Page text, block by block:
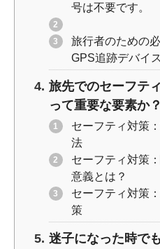
号は不要です。
旅行者のための
GPS追跡デバイ
旅先でのセーフテ
って重要な要素か？
セーフティ対策
法
セーフティ対策
意義とは？
セーフティ対策
策
迷子になった時で